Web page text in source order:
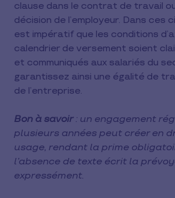
clause dans le contrat de travail
décision de l’employeur. Dans ces
est impératif que les conditions
calendrier de versement soient
et communiqués aux salariés du
garantissez ainsi une égalité de
de l’entreprise.
Bon à savoir: un engagement
plusieurs années peut créer en
usage, rendant la prime
l’absence de texte écrit la
expressément.